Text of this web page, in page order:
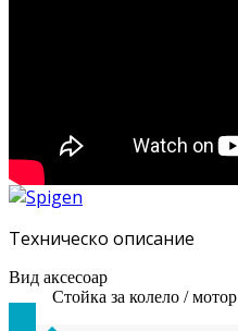
Техническо описание
Вид аксесоар
Стойка за колело / мотор